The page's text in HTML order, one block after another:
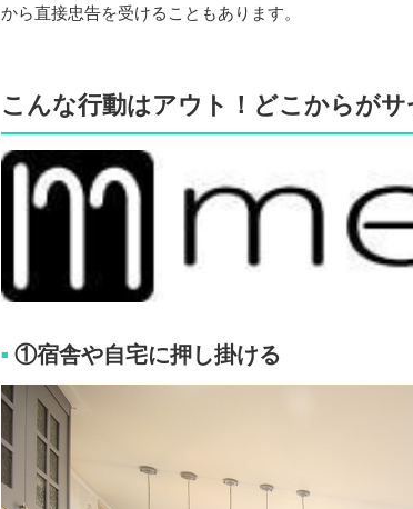
から直接忠告を受けることもあります。
こんな行動はアウト！どこからがサ
■ ①宿舎や自宅に押し掛ける